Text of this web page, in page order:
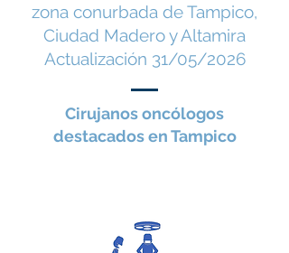
quirúrgico y seguimiento
de pacientes con
diferentes tipos de cáncer.
Su labor es fundamental
dentro del manejo integral
participan en la
zona conurbada de Tampico,
Ciudad Madero y Altamira
Actualización 31/05/2026
Cirujanos oncólogos
destacados en Tampico